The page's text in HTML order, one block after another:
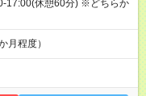
17:00(休憩60分) ※どちらか
月程度）